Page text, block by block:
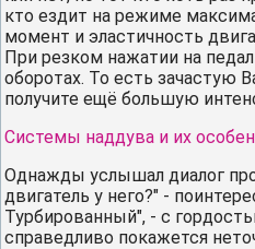
кто ездит на режиме
момент и эластичность
При резком нажатии на
оборотах. То есть зачастую
получите ещё большую
Системы наддува и их
Однажды услышал диалог
двигатель у него?" -
Турбированный", - с
справедливо покажется